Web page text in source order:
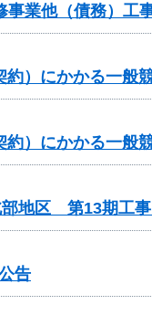
業他（債務）工
）にかかる一般
）にかかる一般
地区 第13期工
告